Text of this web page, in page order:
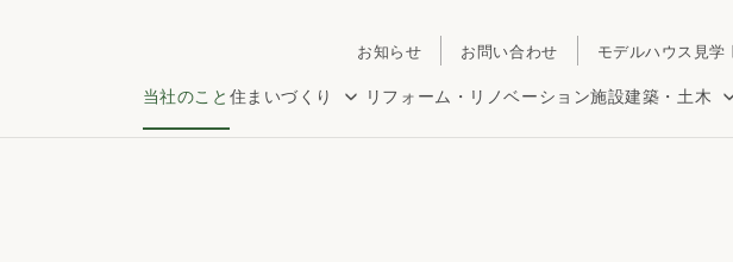
お知らせ お問い合わせ モデルハウス見学
当社のこと 住まいづくり リフォーム・リノベーション施設建築・土木